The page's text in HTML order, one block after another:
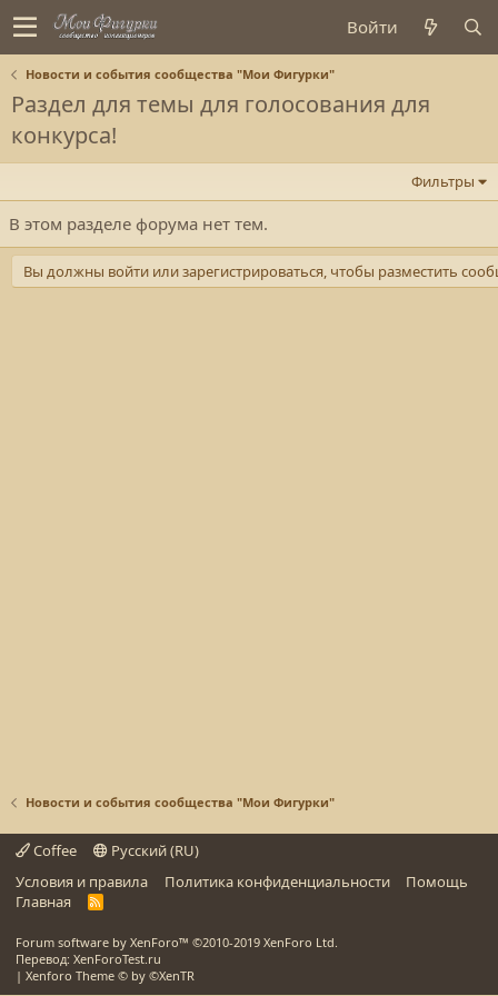
Войти
Новости и события сообщества "Мои Фигурки"
Раздел для темы для голосования для
конкурса!
Фильтры
В этом разделе форума нет тем.
Вы должны войти или зарегистрироваться, чтобы разместить
Новости и события сообщества "Мои Фигурки"
Coffee
Русский (RU)
Условия и правила
Политика конфиденциальности
Помощь
Главная
R
Forum software by XenForo™ ©2010-2019 XenForo Ltd.
Перевод: XenForoTest.ru
| Xenforo Theme © by ©XenTR